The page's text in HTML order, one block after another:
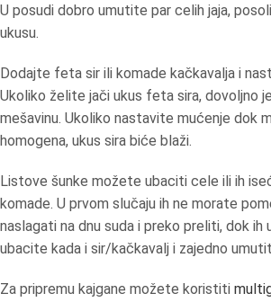
U posudi dobro umutite par celih jaja,
ukusu.
Dodajte feta sir ili komade kačkavalja i
Ukoliko želite jači ukus feta sira, dovoljno
mešavinu. Ukoliko nastavite mućenje dok
homogena, ukus sira biće blaži.
Listove šunke možete ubaciti cele ili ih
komade. U prvom slučaju ih ne morate
naslagati na dnu suda i preko preliti, dok ih
ubacite kada i sir/kačkavalj i zajedno
Za pripremu kajgane možete koristiti